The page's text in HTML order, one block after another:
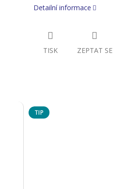
Detailní informace
TISK ZEPTAT SE
TIP